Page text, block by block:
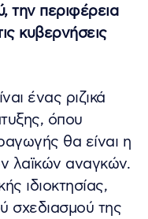
την περιφέρεια
κυβερνήσεις
ένας ριζικά
όπου
θα είναι η
λαϊκών αναγκών.
ιδιοκτησίας,
σχεδιασμού της